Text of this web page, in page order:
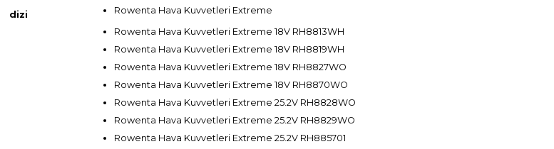
dizi Rowenta Hava Kuvvetleri Extreme
Rowenta Hava Kuvvetleri Extreme 18V RH8813WH
Rowenta Hava Kuvvetleri Extreme 18V RH8819WH
Rowenta Hava Kuvvetleri Extreme 18V RH8827WO
Rowenta Hava Kuvvetleri Extreme 18V RH8870WO
Rowenta Hava Kuvvetleri Extreme 25.2V RH8828WO
Rowenta Hava Kuvvetleri Extreme 25.2V RH8829WO
Rowenta Hava Kuvvetleri Extreme 25.2V RH885701